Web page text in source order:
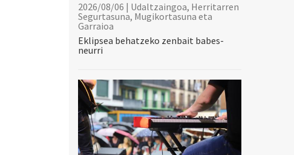
2026/08/06 | Udaltzaingoa, Herritarren
Segurtasuna, Mugikortasuna eta
Garraioa
Eklipsea behatzeko zenbait babes-
neurri